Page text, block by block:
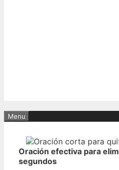
Menu
Oración efectiva para
segundos